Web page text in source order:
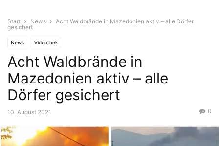
Start News
Acht Waldbrände in Mazedonien aktiv – alle Dörfer
gesichert
News Videothek
Acht Waldbrände in
Mazedonien aktiv – alle
Dörfer gesichert
10. August 2021 0